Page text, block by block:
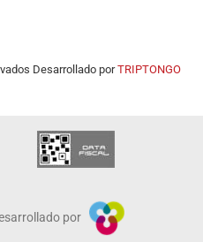
Desarrollado porTRIPTONGO
por